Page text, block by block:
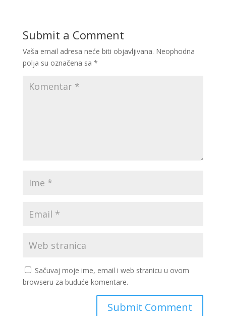
Submit a Comment
Vaša email adresa neće biti objavljivana. Neophodna
polja su označena sa *
Sačuvaj moje ime, email i web stranicu u ovom
browseru za buduće komentare.